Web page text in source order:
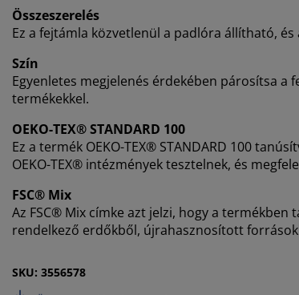
Összeszerelés
Ez a fejtámla közvetlenül a padlóra állítható,
Szín
Egyenletes megjelenés érdekében párosítsa a
termékekkel.
OEKO-TEX® STANDARD 100
Ez a termék OEKO-TEX® STANDARD 100
OEKO-TEX® intézmények tesztelnek, és
FSC® Mix
Az FSC® Mix címke azt jelzi, hogy a
rendelkező erdőkből, újrahasznosított
SKU: 3556578